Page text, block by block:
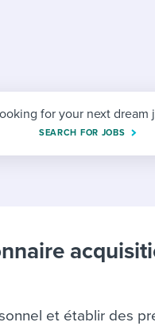
stories
stories
stories
for your next dream
SEARCH FOR JOBS
et établir des